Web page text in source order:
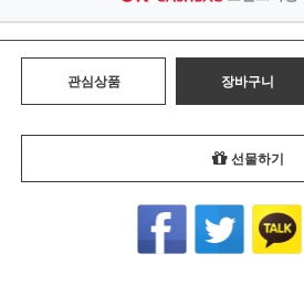
관심상품 장바구니
선물하기